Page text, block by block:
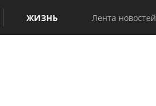
ЖИЗНЬ Лента новостей